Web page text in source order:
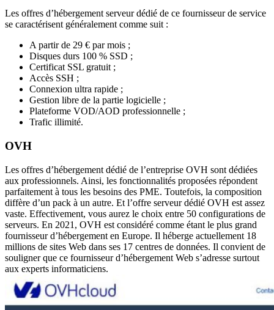
Les offres d’hébergement serveur dédié de ce fournisseur de service
se caractérisent généralement comme suit :
A partir de 29 € par mois ;
Disques durs 100 % SSD ;
Certificat SSL gratuit ;
Accès SSH ;
Connexion ultra rapide ;
Gestion libre de la partie logicielle ;
Plateforme VOD/AOD professionnelle ;
Trafic illimité.
OVH
Les offres d’hébergement dédié de l’entreprise OVH sont dédiées
aux professionnels. Ainsi, les fonctionnalités proposées répondent
parfaitement à tous les besoins des PME. Toutefois, la composition
diffère d’un pack à un autre. Et l’offre serveur dédié OVH est assez
vaste. Effectivement, vous aurez le choix entre 50 configurations de
serveurs. En 2021, OVH est considéré comme étant le plus grand
fournisseur d’hébergement en Europe. Il héberge actuellement 18
millions de sites Web dans ses 17 centres de données. Il convient de
souligner que ce fournisseur d’hébergement Web s’adresse surtout
aux experts informaticiens.